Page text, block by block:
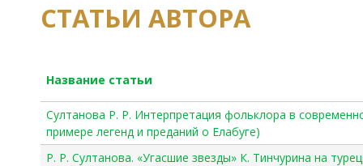
СТАТЬИ АВТОРА
Название статьи
Султанова Р. Р. Интерпретация фольклора в
примере легенд и преданий о Елабуге)
Р. Р. Султанова. «Угасшие звезды» К. Тинчурина на